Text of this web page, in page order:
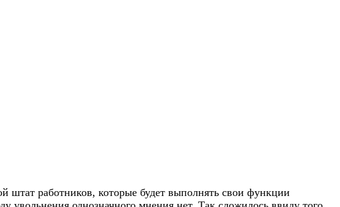
штат работников, которые будет выполнять свои функции